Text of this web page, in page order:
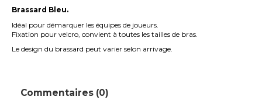
Brassard Bleu.
Idéal pour démarquer les équipes de joueurs.
Fixation pour velcro, convient à toutes les tailles de bras.
Le design du brassard peut varier selon arrivage.
Commentaires (0)